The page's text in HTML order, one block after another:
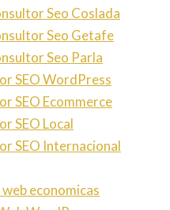
Seo Coslada
Seo Getafe
Seo Parla
SEO WordPress
SEO Ecommerce
SEO Local
SEO Internacional
web economicas